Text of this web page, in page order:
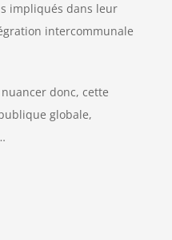
impliqués dans leur
intercommunale
donc, cette
globale,